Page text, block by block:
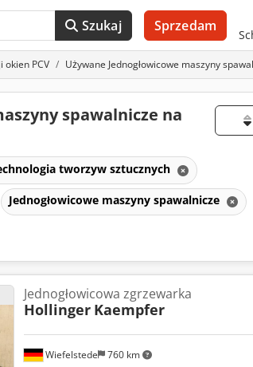
Szukaj Sprzedam
okien PCV Używane Jednogłowicowe maszyny
spawalnicze na
tworzyw sztucznych
Jednogłowicowe maszyny spawalnicze
Wiefelstede 760 km
Jednogłowicowa zgrzewarka
Hollinger Kaempfer